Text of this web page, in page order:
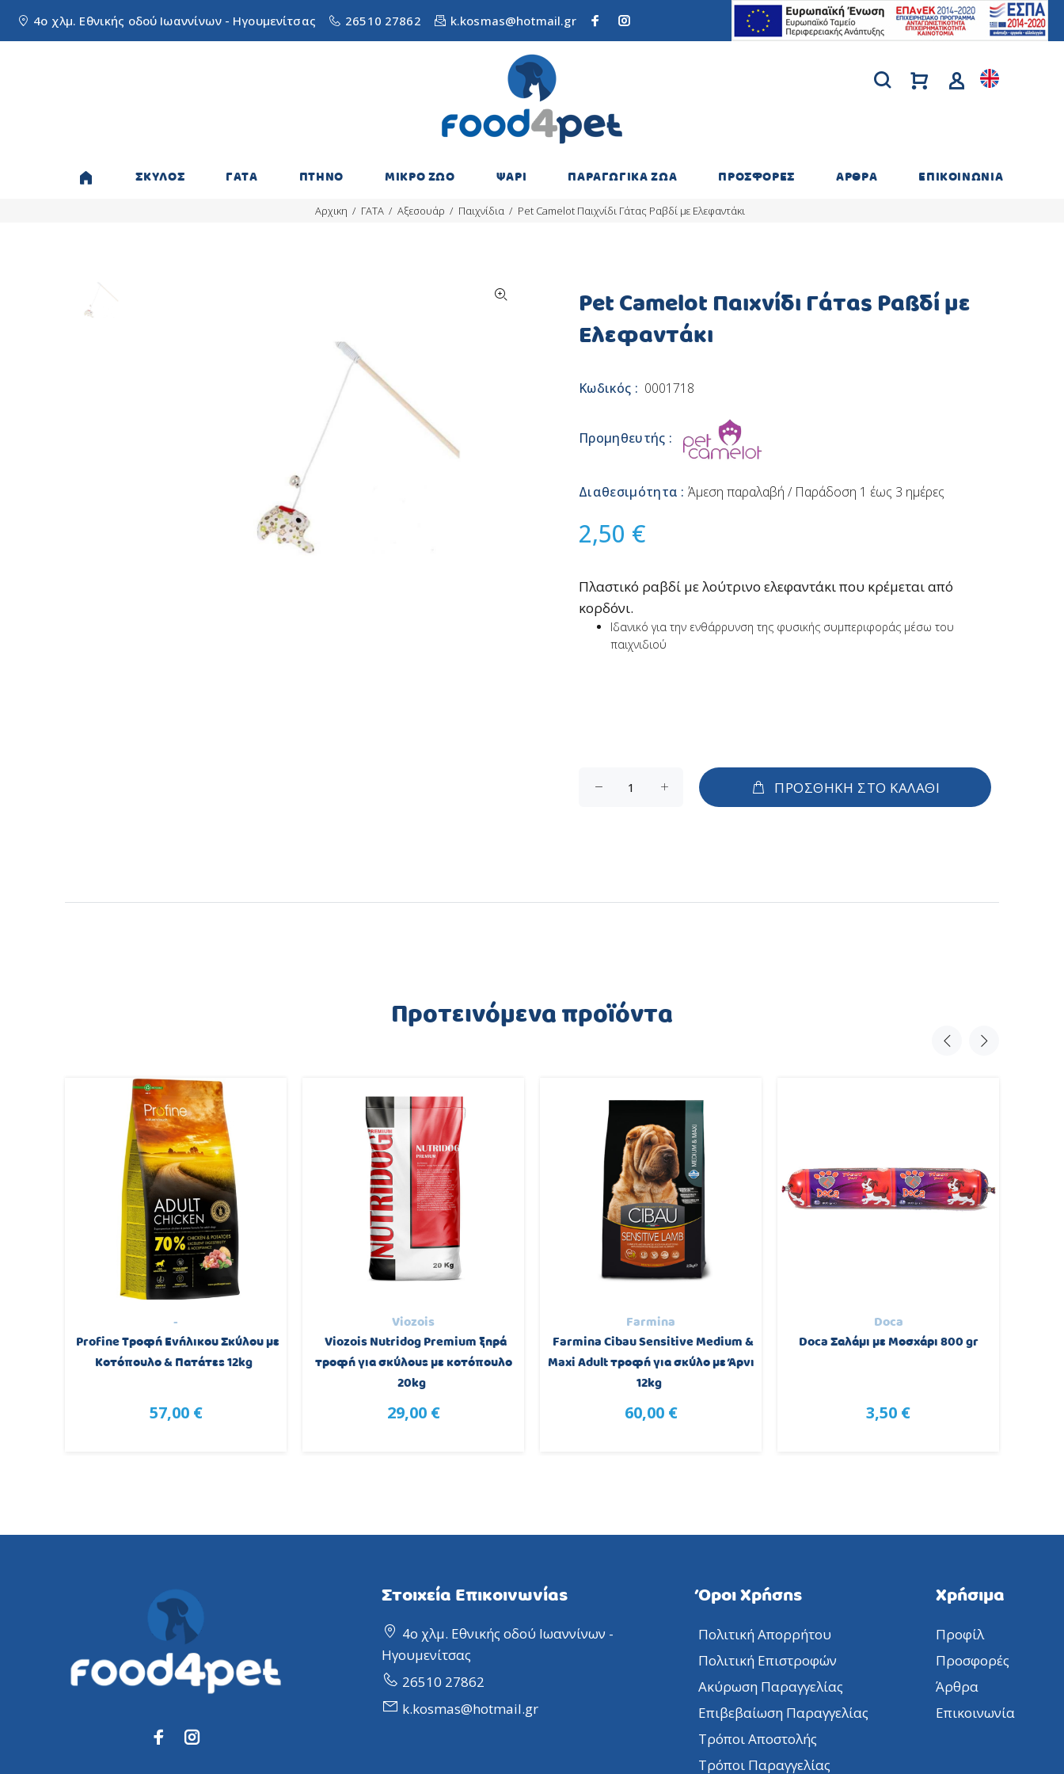
4ο χλμ. Εθνικής οδού Ιωαννίνων - Ηγουμενίτσας 26510 27862 k.kosmas@hotmail.gr
ΣΚΥΛΟΣ ΓΑΤΑ ΠΤΗΝΟ ΜΙΚΡΟ ΖΩΟ ΨΑΡΙ ΠΑΡΑΓΩΓΙΚΑ ΖΩΑ ΠΡΟΣΦΟΡΕΣ ΑΡΘΡΑ ΕΠΙΚΟΙΝΩΝΙΑ
Αρχικη ΓΑΤΑ Αξεσουάρ Παιχνίδια Pet Camelot Παιχνίδι Γάτας Ραβδί με Ελεφαντάκι
Pet Camelot Παιχνίδι Γάτας Ραβδί με
Ελεφαντάκι
Κωδικός : 0001718
Προμηθευτής :
Διαθεσιμότητα :Άμεση παραλαβή / Παράδoση 1 έως 3 ημέρες
2,50 €
Πλαστικό ραβδί με λούτρινο ελεφαντάκι που κρέμεται από
κορδόνι.
Ιδανικό για την ενθάρρυνση της φυσικής συμπεριφοράς μέσω του
παιχνιδιού
ΠΡΟΣΘΗΚΗ ΣΤΟ ΚΑΛΑΘΙ
Προτεινόμενα προϊόντα
-
Profine Τροφή Ενήλικου Σκύλου με
Κοτόπουλο & Πατάτες 12kg
57,00 €
Viozois
Viozois Nutridog Premium ξηρά
τροφή για σκύλους με κοτόπουλο
20kg
29,00 €
Farmina
Farmina Cibau Sensitive Medium &
Maxi Adult τροφή για σκύλο με Άρνι
12kg
60,00 €
Doca
Doca Σαλάμι με Μοσχάρι 800 gr
3,50 €
Στοιχεία Επικοινωνίας
4ο χλμ. Εθνικής οδού Ιωαννίνων -
Ηγουμενίτσας
26510 27862
k.kosmas@hotmail.gr
Όροι Χρήσης
Πολιτική Απορρήτου
Πολιτική Επιστροφών
Ακύρωση Παραγγελίας
Επιβεβαίωση Παραγγελίας
Τρόποι Αποστολής
Τρόποι Παραγγελίας
Χρήσιμα
Προφίλ
Προσφορές
Άρθρα
Επικοινωνία